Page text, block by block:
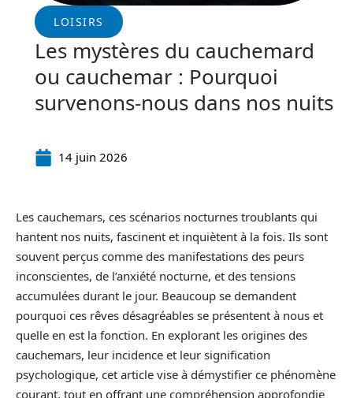
LOISIRS
Les mystères du cauchemard
ou cauchemar : Pourquoi
survenons-nous dans nos nuits
14 juin 2026
Les cauchemars, ces scénarios nocturnes troublants qui
hantent nos nuits, fascinent et inquiètent à la fois. Ils sont
souvent perçus comme des manifestations des peurs
inconscientes, de l’anxiété nocturne, et des tensions
accumulées durant le jour. Beaucoup se demandent
pourquoi ces rêves désagréables se présentent à nous et
quelle en est la fonction. En explorant les origines des
cauchemars, leur incidence et leur signification
psychologique, cet article vise à démystifier ce phénomène
courant, tout en offrant une compréhension approfondie